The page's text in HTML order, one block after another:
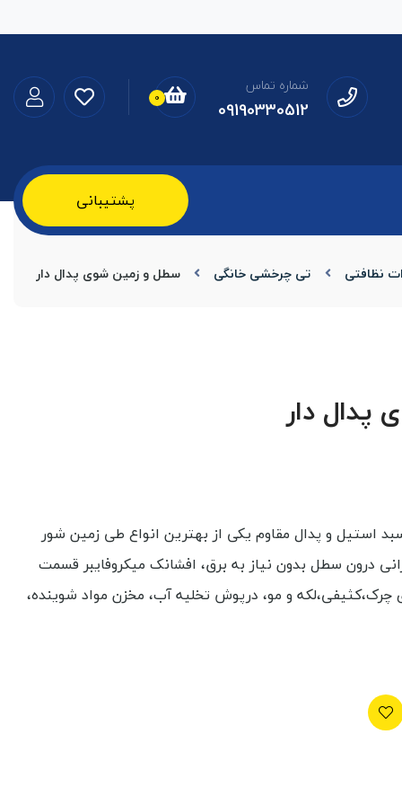
شماره تماس
09190330512
0
پشتیبانی
نظافتی تی چرخشی خانگی سطل و زمین شوی پدال دار
دار
استیل و پدال مقاوم یکی از بهترین انواع طی زمین شور
درون سطل بدون نیاز به برق، افشانک میکروفایبر قسمت
و مو، درپوش تخلیه آب، مخزن مواد شوینده،